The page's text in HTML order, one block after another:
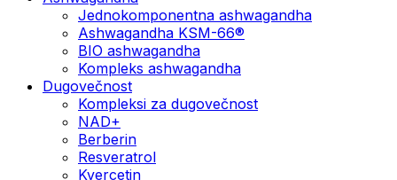
Jednokomponentna ashwagandha
Ashwagandha KSM-66®
BIO ashwagandha
Kompleks ashwagandha
Dugovečnost
Kompleksi za dugovečnost
NAD+
Berberin
Resveratrol
Kvercetin